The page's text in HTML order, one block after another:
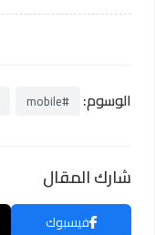
الوسوم: #mobile
شارك المقال
فيسبوك